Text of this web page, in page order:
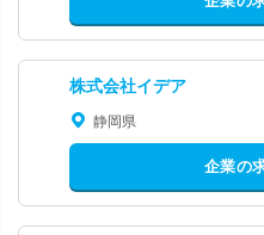
株式会社イデア
静岡県
企業の